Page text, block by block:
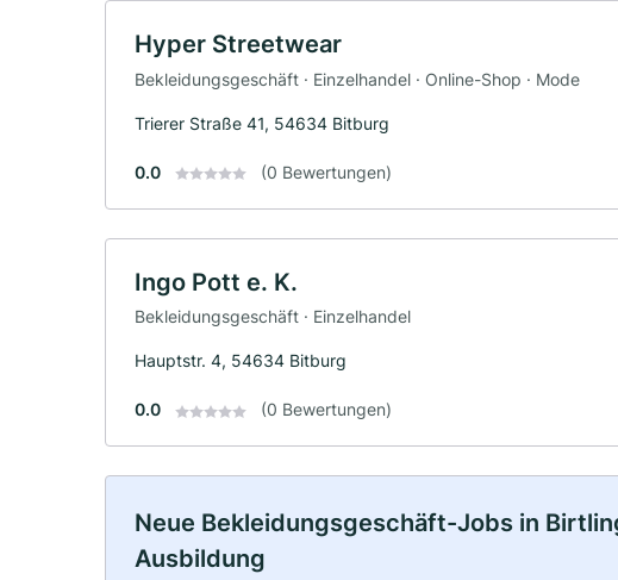
Hyper Streetwear
Bekleidungsgeschäft · Einzelhandel · Online-Shop · Mode
Trierer Straße 41, 54634 Bitburg
0.0 (0 Bewertungen)
Ingo Pott e. K.
Bekleidungsgeschäft · Einzelhandel
Hauptstr. 4, 54634 Bitburg
0.0 (0 Bewertungen)
Neue Bekleidungsgeschäft-Jobs in
Ausbildung